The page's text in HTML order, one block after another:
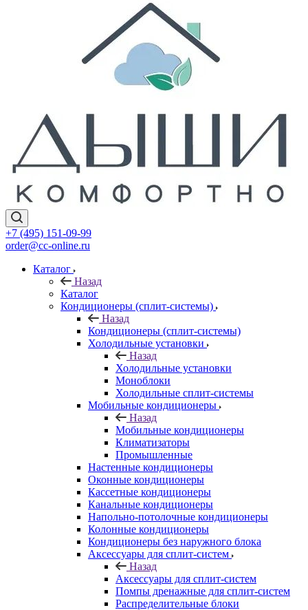
+7 (495) 151-09-99
order@cc-online.ru
Каталог
Назад
Каталог
Кондиционеры (сплит-системы)
Назад
Кондиционеры (сплит-системы)
Холодильные установки
Назад
Холодильные установки
Моноблоки
Холодильные сплит-системы
Мобильные кондиционеры
Назад
Мобильные кондиционеры
Климатизаторы
Промышленные
Настенные кондиционеры
Оконные кондиционеры
Кассетные кондиционеры
Канальные кондиционеры
Напольно-потолочные кондиционеры
Колонные кондиционеры
Кондиционеры без наружного блока
Аксессуары для сплит-систем
Назад
Аксессуары для сплит-систем
Помпы дренажные для сплит-систем
Распределительные блоки